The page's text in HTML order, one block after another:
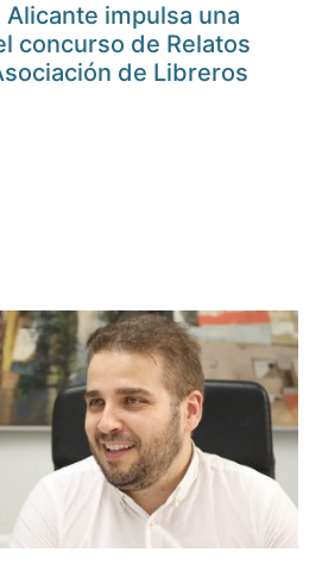
impulsa una
concurso de Relatos
de Libreros